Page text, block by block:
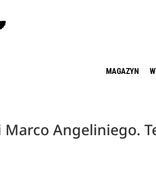
MAGAZYN
Marco Angeliniego.